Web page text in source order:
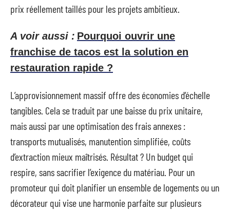
prix réellement taillés pour les projets ambitieux.
A voir aussi : Pourquoi ouvrir une
franchise de tacos est la solution en
restauration rapide ?
L’approvisionnement massif offre des économies d’échelle
tangibles. Cela se traduit par une baisse du prix unitaire,
mais aussi par une optimisation des frais annexes :
transports mutualisés, manutention simplifiée, coûts
d’extraction mieux maîtrisés. Résultat ? Un budget qui
respire, sans sacrifier l’exigence du matériau. Pour un
promoteur qui doit planifier un ensemble de logements ou un
décorateur qui vise une harmonie parfaite sur plusieurs